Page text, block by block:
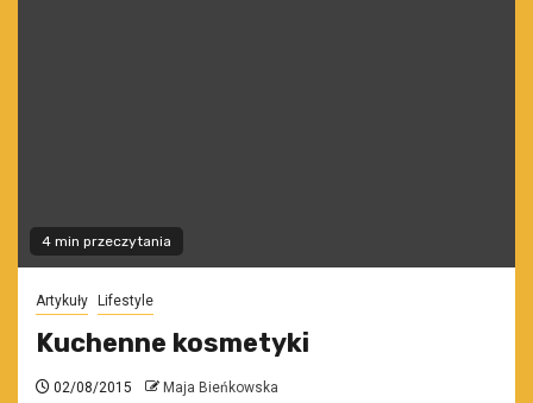
4 min przeczytania
Artykuły Lifestyle
Kuchenne kosmetyki
02/08/2015 Maja Bieńkowska